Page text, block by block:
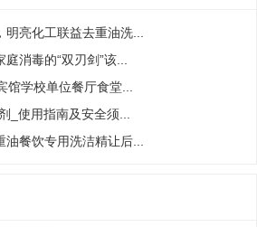
亮化工联益去重油洗...
消毒的“双刃剑”该...
学校单位餐厅食堂...
_使用指南及安全须...
餐饮专用洗洁精让后...